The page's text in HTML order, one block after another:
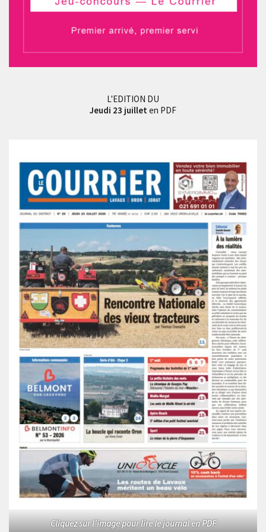
L'EDITION DU
Jeudi 23 juillet en PDF
Cliquez sur l'image pour lire le journal en PDF